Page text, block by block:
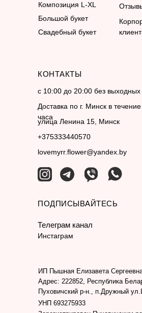
КОНТАКТЫ
Композиция L-XL
Большой букет
Свадебный букет
с 10:00 до 20:00 без выходных
Доставка по г. Минск в
часа
улица Ленина 15, Минск
+375333440570
lovemyrr.flower@yandex.by
Инстаграм
ПОДПИСЫВАЙТЕСЬ
Телеграм канал
ИП Пышная Елизавета
Адрес: 222852, Республика
Пуховичский р-н., п.Дружный
УНП 693275933